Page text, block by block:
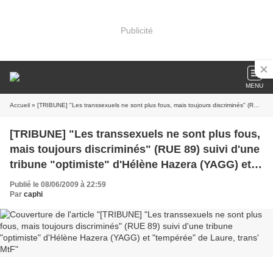
Publicité
MENU
Accueil » [TRIBUNE] "Les transsexuels ne sont plus fous, mais toujours discriminés" (RUE 89) suivi d'une tribune "optimiste" d'Hélène Hazera (YAGG) et "tempérée" de Laure, trans' MtF
[TRIBUNE] "Les transsexuels ne sont plus fous,
mais toujours discriminés" (RUE 89) suivi d'une
tribune "optimiste" d'Hélène Hazera (YAGG) et
"tempérée" de Laure, trans' MtF
Publié le 08/06/2009 à 22:59
Par caphi